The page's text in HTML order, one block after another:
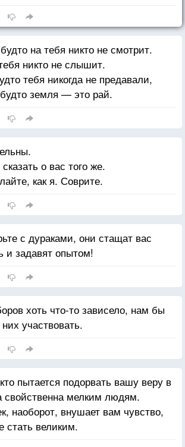
на тебя никто не смотрит.
никто не слышит.
тебя никогда не предавали,
земля — это рай.
о вас того же.
как я. Соврите.
с дураками, они стащат вас
и задавят опытом!
хоть что-то зависело, нам бы
участвовать.
пытается подорвать вашу веру в
свойственна мелким людям.
наоборот, внушает вам чувство,
стать великим.